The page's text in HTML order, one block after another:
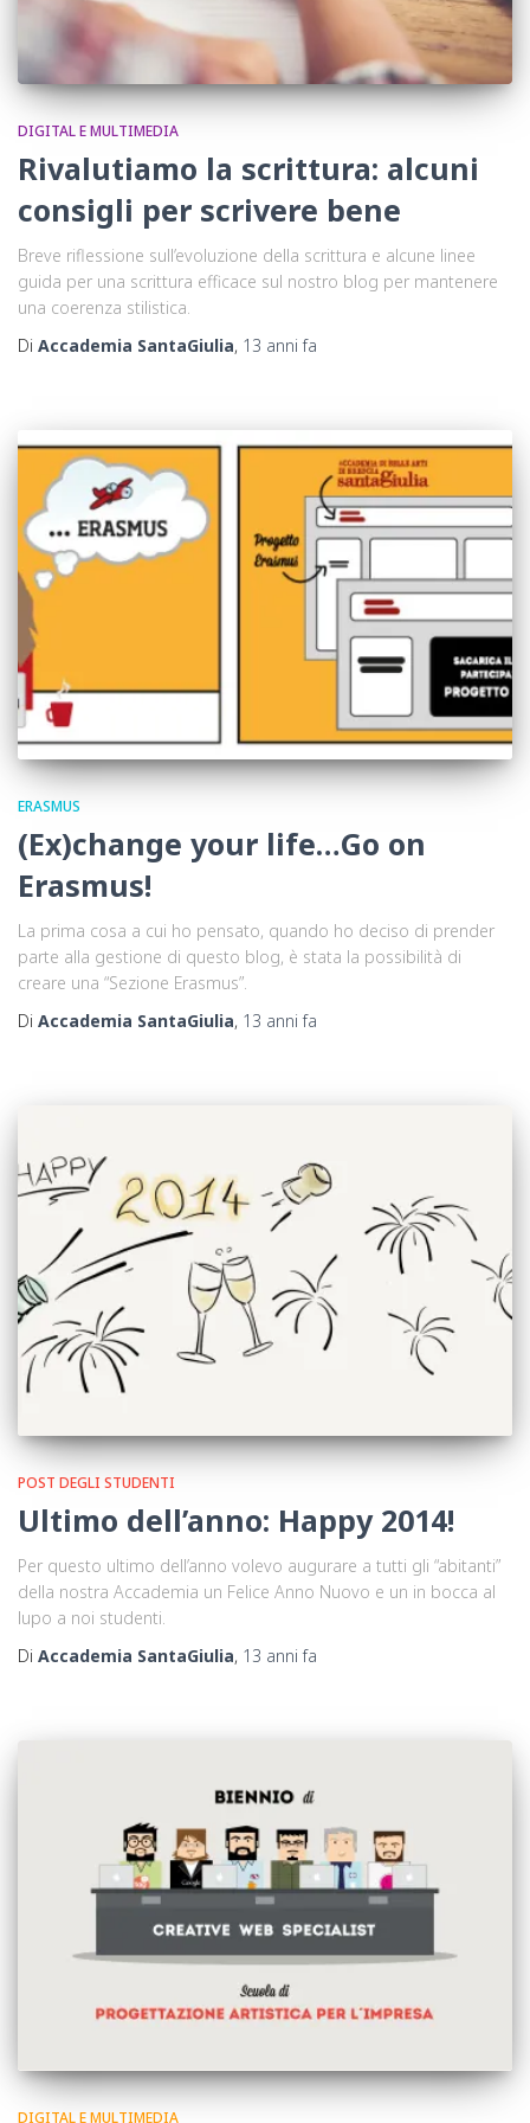
DIGITAL E MULTIMEDIA
Rivalutiamo la scrittura: alcuni
consigli per scrivere bene
Breve riflessione sull’evoluzione della scrittura e alcune linee
guida per una scrittura efficace sul nostro blog per mantenere
una coerenza stilistica.
Di Accademia SantaGiulia, 13 anni fa
ERASMUS
(Ex)change your life…Go on
Erasmus!
La prima cosa a cui ho pensato, quando ho deciso di prender
parte alla gestione di questo blog, è stata la possibilità di
creare una “Sezione Erasmus”.
Di Accademia SantaGiulia, 13 anni fa
POST DEGLI STUDENTI
Ultimo dell’anno: Happy 2014!
Per questo ultimo dell’anno volevo augurare a tutti gli “abitanti”
della nostra Accademia un Felice Anno Nuovo e un in bocca al
lupo a noi studenti.
Di Accademia SantaGiulia, 13 anni fa
DIGITAL E MULTIMEDIA